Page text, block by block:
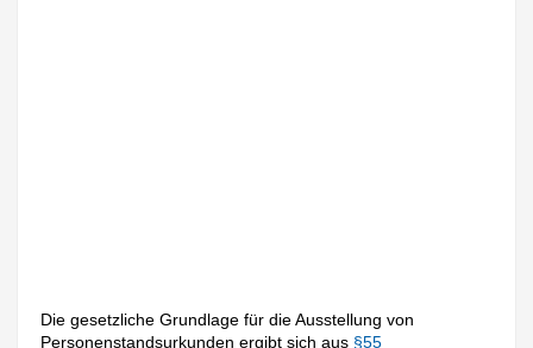
Die gesetzliche Grundlage für die Ausstellung von
Personenstandsurkunden ergibt sich aus §55